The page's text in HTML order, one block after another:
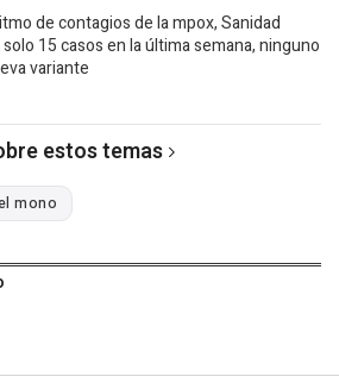
de contagios de la mpox, Sanidad
15 casos en la última semana, ninguno
variante
estos temas
mono